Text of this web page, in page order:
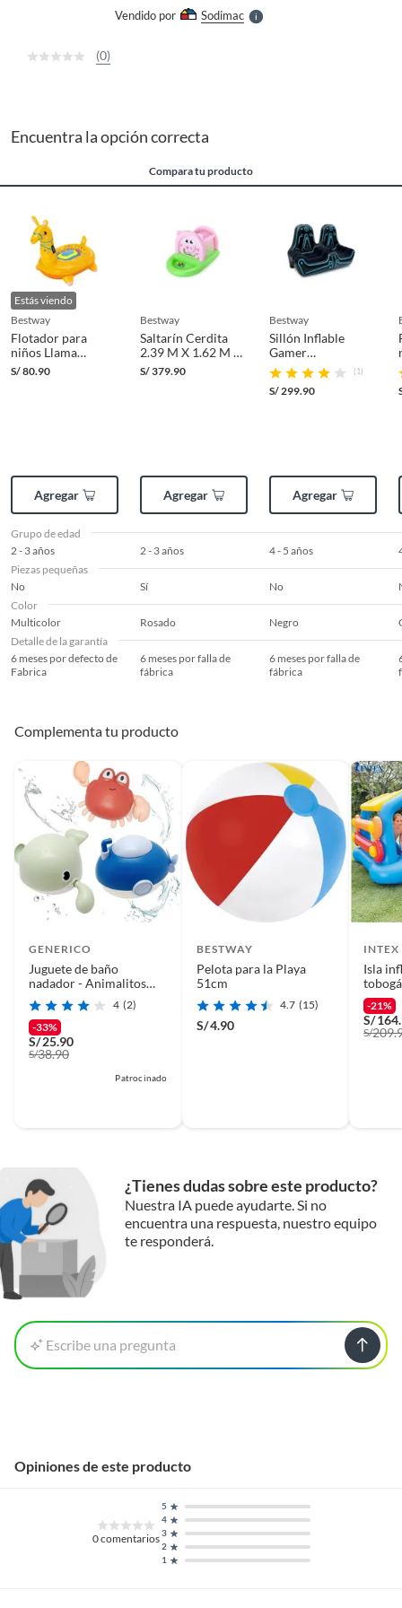
Vendido por SodimacS
(0)
Encuentra la opción correcta
Compara tu producto
Estás viendo
bestway
Flotador para
niños Llama
129x110cm Ride-
S/80.90
Agregar
bestway
Saltarín Cerdita
2.39 M X 1.62 M X
1.37 M
S/379.90
Agregar
bestway
Sillón Inflable
Gamer
206x99x125cm
Doble
(1)
S/299.90
Agregar
Grupo de edad
2 - 3 años
2 - 3 años 4 - 5 años
Piezas pequeñas
No
Sí No
Color
Multicolor
Rosado Negro
Detalle de la garantía
6 meses por defecto de
Fabrica
6 meses por falla de
fábrica
6 meses por falla de
fábrica
Complementa tu producto
GENERICO
Juguete de baño
nadador - Animalitos
acuáticos
4 (2)
-33%
S/25.90
S/38.90
Patrocinado
BESTWAY
Pelota para la Playa
51cm
4.7 (15)
S/4.90
INTEX
Isla
para
-21%
S/
S/
¿Tienes dudas sobre este producto?
Nuestra IA puede ayudarte. Si no
encuentra una respuesta, nuestro equipo
te responderá.
Escribe una pregunta
Opiniones de este producto
0comentarios
1
2
3
4
5